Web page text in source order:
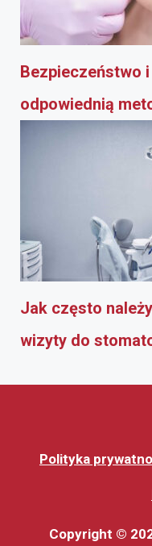
Bezpieczeństwo
odpowiednią
Jak często
wizyty do
Polityka
Copyright ©